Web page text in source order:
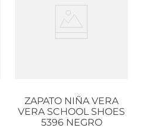
ZAPATO NIÑA VERA
VERA SCHOOL SHOES
5396 NEGRO